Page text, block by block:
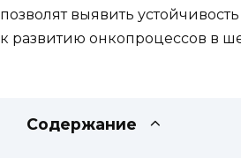
позволят выявить
к развитию онкопроцессов в
Содержание